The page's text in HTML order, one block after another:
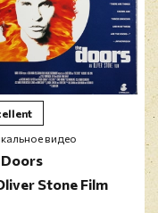
проходят
видео
Stone Film